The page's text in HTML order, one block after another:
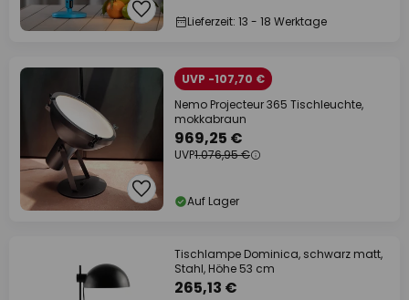
Lieferzeit: 13 - 18 Werktage
UVP -107,70 €
Nemo Projecteur 365 Tischleuchte,
mokkabraun
969,25 €
UVP1.076,95 €
Auf Lager
Tischlampe Dominica, schwarz matt,
Stahl, Höhe 53 cm
265,13 €